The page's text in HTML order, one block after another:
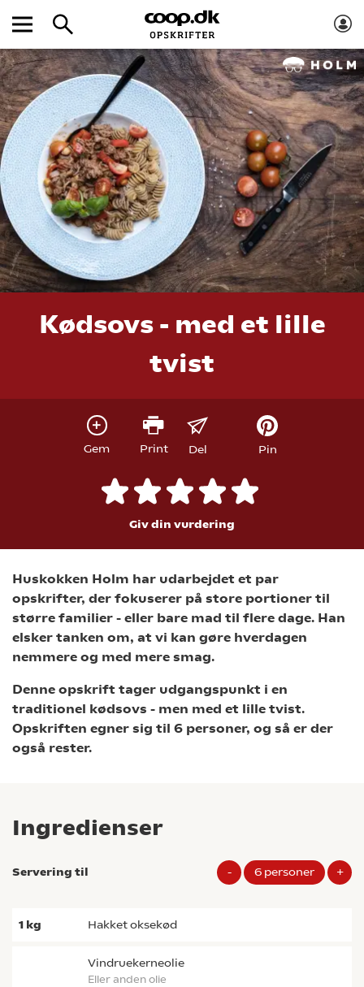
Kødsovs - med et lille
tvist
Gem Print Del Pin
Giv din vurdering
Huskokken Holm har udarbejdet et par
opskrifter, der fokuserer på store portioner til
større familier - eller bare mad til flere dage. Han
elsker tanken om, at vi kan gøre hverdagen
nemmere og med mere smag.
Denne opskrift tager udgangspunkt i en
traditionel kødsovs - men med et lille tvist.
Opskriften egner sig til 6 personer, og så er der
også rester.
Ingredienser
Servering til - 6 personer +
1 kg hakket oksekød
vindruekerneolie
Eller anden olie